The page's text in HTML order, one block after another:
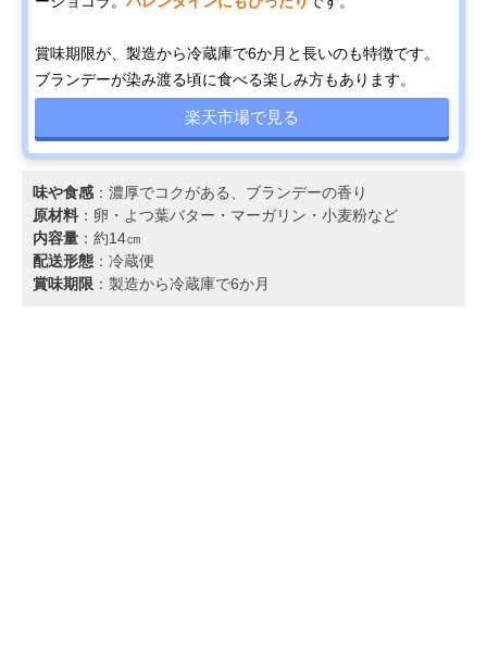
賞味期限が、製造から冷蔵庫で6か月と長いのも特徴です。
ブランデーが染み渡る頃に食べる楽しみ方もあります。
楽天市場で見る
味や食感 ：濃厚でコクがある、ブランデーの香り
原材料 ：卵・よつ葉バター・マーガリン・小麦粉など
内容量 ：約14㎝
配送形態 ：冷蔵便
賞味期限 ：製造から冷蔵庫で6か月